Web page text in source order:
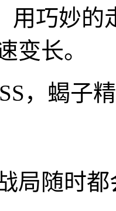
用巧妙
变长。
，蝎子
局随时